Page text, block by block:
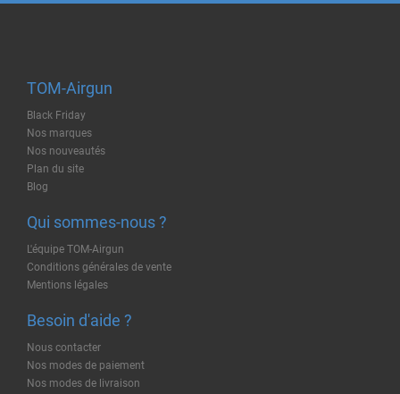
TOM-Airgun
Black Friday
Nos marques
Nos nouveautés
Plan du site
Blog
Qui sommes-nous ?
L'équipe TOM-Airgun
Conditions générales de vente
Mentions légales
Besoin d'aide ?
Nous contacter
Nos modes de paiement
Nos modes de livraison